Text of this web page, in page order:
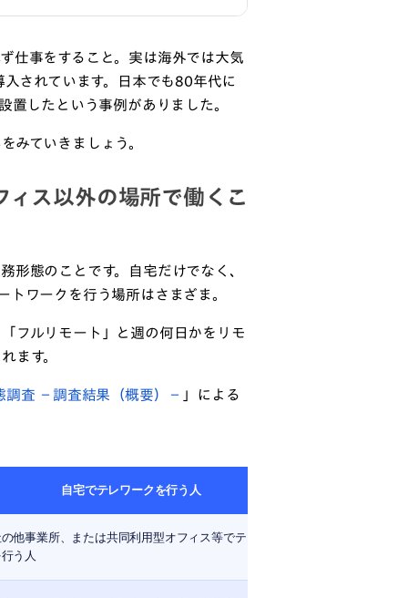
仕事をすること。実は海外では大気
されています。日本でも80年代に
置したという事例がありました。
みていきましょう。
ス以外の場所で働くこ
形態のことです。自宅だけでなく、
トワークを行う場所はさまざま。
フルリモート」と週の何日かをリモ
ます。
査 －調査結果（概要）－ 」による
自宅でテレワークを行う人
他事業所、または共同利用型オフィス等でテレワー
う人